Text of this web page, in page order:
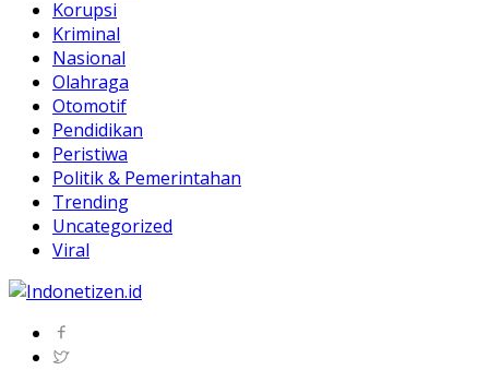
Korupsi
Kriminal
Nasional
Olahraga
Otomotif
Pendidikan
Peristiwa
Politik & Pemerintahan
Trending
Uncategorized
Viral